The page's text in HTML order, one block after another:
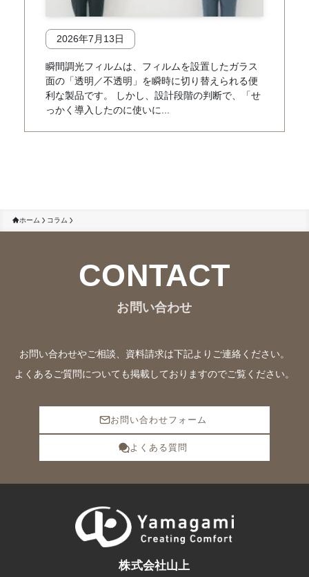
2026年7月13日
瞬間調光フィルムは、フィルムを設置したガラス
面の「透明／不透明」を瞬時に切り替えられる便
利な製品です。 しかし、設計段階の判断で、「せ
っかく導入したのに使いに...
ホーム コラム
CONTACT
お問い合わせ
お問い合わせやご相談、資料請求は下記よりご連絡ください。
よくあるご質問についても掲載しておりますのでご覧ください。
お問い合わせフォーム
よくある質問
株式会社山上